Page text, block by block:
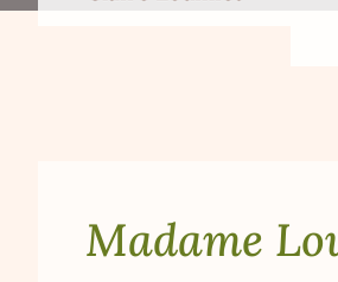
Madame